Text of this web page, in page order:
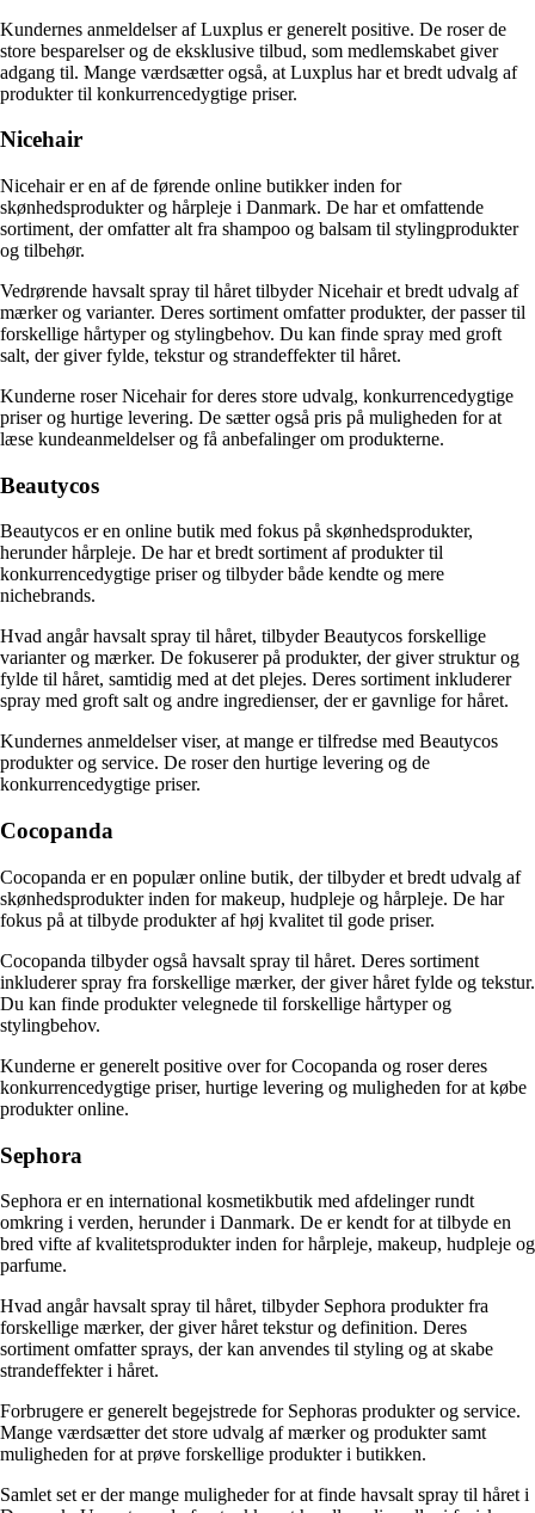
Kundernes anmeldelser af Luxplus er generelt positive. De roser de
store besparelser og de eksklusive tilbud, som medlemskabet giver
adgang til. Mange værdsætter også, at Luxplus har et bredt udvalg af
produkter til konkurrencedygtige priser.
Nicehair
Nicehair er en af de førende online butikker inden for
skønhedsprodukter og hårpleje i Danmark. De har et omfattende
sortiment, der omfatter alt fra shampoo og balsam til stylingprodukter
og tilbehør.
Vedrørende havsalt spray til håret tilbyder Nicehair et bredt udvalg af
mærker og varianter. Deres sortiment omfatter produkter, der passer til
forskellige hårtyper og stylingbehov. Du kan finde spray med groft
salt, der giver fylde, tekstur og strandeffekter til håret.
Kunderne roser Nicehair for deres store udvalg, konkurrencedygtige
priser og hurtige levering. De sætter også pris på muligheden for at
læse kundeanmeldelser og få anbefalinger om produkterne.
Beautycos
Beautycos er en online butik med fokus på skønhedsprodukter,
herunder hårpleje. De har et bredt sortiment af produkter til
konkurrencedygtige priser og tilbyder både kendte og mere
nichebrands.
Hvad angår havsalt spray til håret, tilbyder Beautycos forskellige
varianter og mærker. De fokuserer på produkter, der giver struktur og
fylde til håret, samtidig med at det plejes. Deres sortiment inkluderer
spray med groft salt og andre ingredienser, der er gavnlige for håret.
Kundernes anmeldelser viser, at mange er tilfredse med Beautycos
produkter og service. De roser den hurtige levering og de
konkurrencedygtige priser.
Cocopanda
Cocopanda er en populær online butik, der tilbyder et bredt udvalg af
skønhedsprodukter inden for makeup, hudpleje og hårpleje. De har
fokus på at tilbyde produkter af høj kvalitet til gode priser.
Cocopanda tilbyder også havsalt spray til håret. Deres sortiment
inkluderer spray fra forskellige mærker, der giver håret fylde og tekstur.
Du kan finde produkter velegnede til forskellige hårtyper og
stylingbehov.
Kunderne er generelt positive over for Cocopanda og roser deres
konkurrencedygtige priser, hurtige levering og muligheden for at købe
produkter online.
Sephora
Sephora er en international kosmetikbutik med afdelinger rundt
omkring i verden, herunder i Danmark. De er kendt for at tilbyde en
bred vifte af kvalitetsprodukter inden for hårpleje, makeup, hudpleje og
parfume.
Hvad angår havsalt spray til håret, tilbyder Sephora produkter fra
forskellige mærker, der giver håret tekstur og definition. Deres
sortiment omfatter sprays, der kan anvendes til styling og at skabe
strandeffekter i håret.
Forbrugere er generelt begejstrede for Sephoras produkter og service.
Mange værdsætter det store udvalg af mærker og produkter samt
muligheden for at prøve forskellige produkter i butikken.
Samlet set er der mange muligheder for at finde havsalt spray til håret i